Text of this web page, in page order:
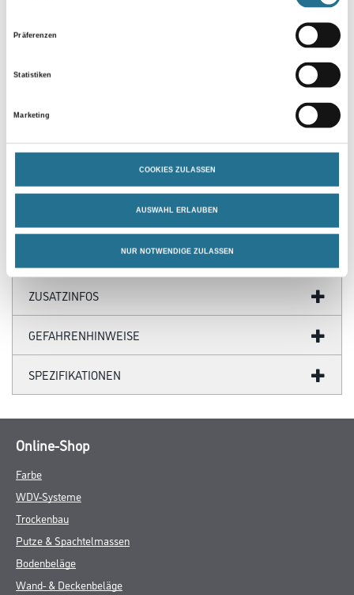
Präferenzen
Statistiken
Marketing
COOKIES ZULASSEN
AUSWAHL ERLAUBEN
NUR NOTWENDIGE ZULASSEN
ZUSATZINFOS
GEFAHRENHINWEISE
SPEZIFIKATIONEN
Online-Shop
Farbe
WDV-Systeme
Trockenbau
Putze & Spachtelmassen
Bodenbeläge
Wand- & Deckenbeläge